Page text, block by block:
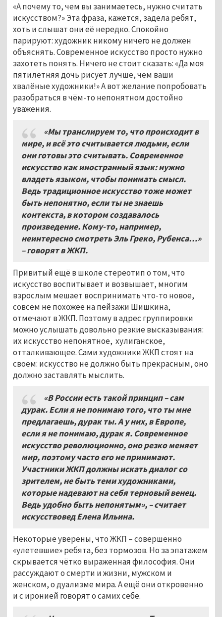
«А почему то, чем вы занимаетесь, нужно считать
искусством?» Эта фраза, кажется, задела ребят,
хоть и слышат они её нередко. Спокойно
парируют: художник никому ничего не должен
объяснять. Современное искусство просто нужно
захотеть понять. Ничего не стоит сказать: «Да моя
пятилетняя дочь рисует лучше, чем ваши
хвалёные художники!» А вот желание попробовать
разобраться в чём-то непонятном достойно
уважения.
«Мы транслируем то, что происходит в
мире, и всё это считывается людьми, если
они готовы это считывать. Современное
искусство как иностранный язык: нужно
владеть языком, чтобы понимать смысл.
Ведь традиционное искусство тоже может
быть непонятно, если ты не знаешь
контекста, в котором создавалось
произведение. Кому-то, например,
неинтересно смотреть Эль Греко, Рубенса…»
– говорят в ЖКП.
Привитый ещё в школе стереотип о том, что
искусство воспитывает и возвышает, многим
взрослым мешает воспринимать что-то новое,
совсем не похожее на пейзажи Шишкина,
отмечают в ЖКП. Поэтому в адрес группировки
можно услышать довольно резкие высказывания:
их искусство непонятное, хулиганское,
отталкивающее. Сами художники ЖКП стоят на
своём: искусство не должно быть прекрасным, оно
должно заставлять мыслить.
«В России есть такой принцип – сам
дурак. Если я не понимаю того, что ты мне
предлагаешь, дурак ты. А у них, в Европе,
если я не понимаю, дурак я. Современное
искусство революционно, оно резко меняет
мир, поэтому часто его не принимают.
Участники ЖКП должны искать диалог со
зрителем, не быть теми художниками,
которые надевают на себя терновый венец.
Ведь удобно быть непонятым», – считает
искусствовед Елена Ильина.
Некоторые уверены, что ЖКП – совершенно
«улетевшие» ребята, без тормозов. Но за эпатажем
скрывается чётко выраженная философия. Они
рассуждают о смерти и жизни, мужском и
женском, о дуализме мира. А ещё они откровенно
и с иронией говорят о самих себе.